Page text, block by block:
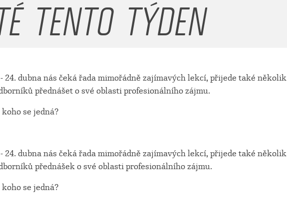
24. dubna nás čeká řada mimořádně zajímavých lekcí, přijede také několik
přednášet o své oblasti profesionálního zájmu.
se jedná?
24. dubna nás čeká řada mimořádně zajímavých lekcí, přijede také několik
přednášek o své oblasti profesionálního zájmu.
se jedná?